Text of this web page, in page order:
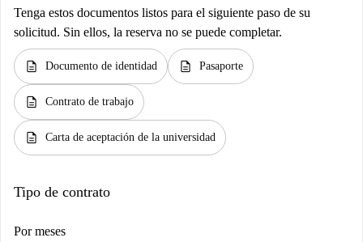
Tenga estos documentos listos para el siguiente paso de su
solicitud. Sin ellos, la reserva no se puede completar.
description Documento de identidad description Pasaporte
description Contrato de trabajo
description Carta de aceptación de la universidad
Tipo de contrato
Por meses